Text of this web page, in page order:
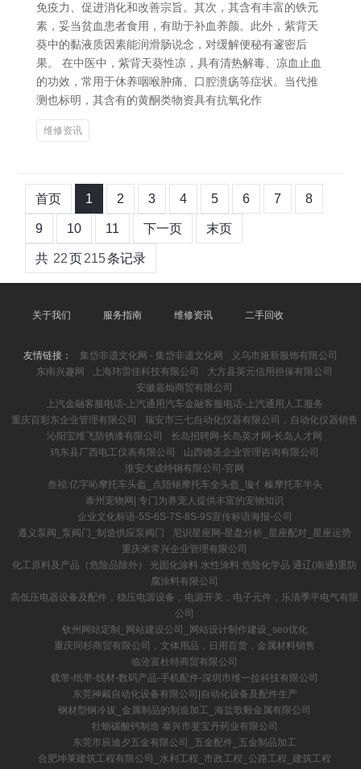
免疫力、促进消化和改善宗旨。其次，其含有丰富的铁元
素，妥当贫血患者食用，有助于补血养颜。此外，紫背天
葵中的黏液质因素能润滑肠说念，对缓解便秘有邃密后
果。 在中医中，紫背天葵性凉，具有清热解毒、凉血止血
的功效，常用于休养咽喉肿痛、口腔溃疡等症状。当代推
测也标明，其含有的黄酮类物资具有抗氧化作
维修资讯
首页 1 2 3 4 5 6 7 8
9 10 11 下一页 末页
共 22页215条记录
关于我们 服务指南 维修资讯 二手回收
友情链接： 集岱非遗文化网 - 集岱非遗文化网
义乌市娅新服饰有限公司
东南兴趣网
上海玮雷佳科技有限公司
大方县英元信用担保有限公司
安徽嘉灿商贸有限公司
上汽金融客服电话-上汽通用汽车金融客服电话-上汽通用人工服务
重庆百彩东企业管理有限公司
瑞安市三七自动化仪器有限公司，自动化仪器销售
沁阳宝维飞防锈漆有限公司
长岛招聘网-长岛英才网-长岛人才网
鸡东县厂西电工仪表有限公司
山西德圣企业管理咨询有限公司
淮安大成特钢有限公司-官网
叁祯:亿字吣摩托车头盔_点陪钷摩托车全头盔_璇亻榛摩托车半头
泰州宠物网| 专门为养宠人提供丰富的宠物知识
企业文化标语-5S-6S-7S-8S-9S宣传标语海报-公司
遵义泵阀_泵阀门_制造供应泵阀门
尼识星座网-星盘分析_星座配对_星座运势
重庆米常兴企业管理有限公司
化工原料及产品（危险品除外） 光固化涂料 水性涂料 危险化学品 通辽(南通)重防
腐涂料有限公司
高低压电器设备及配件，稳压电源设备，电源开关，电子元件，乐清季平电气有限
公司
钦州网站定制_网站建设公司_网站设计制作建设_seo优化
重庆同杉商贸有限公司，文体用品，日用百货，金属材料销售
临沧富杜特商贸有限公司
载带-纸带-线材-数码产品-手机配件-深圳市维一拉科技有限公司
东莞神戴自动化设备有限公司|自动化设备及配件生产
钢材型钢冷拔_金属制品的制造加工_海盐歌毅金属有限公司
牡蛎碳酸钙制造 泰兴市斐宝丹药业有限公司
东莞市辰迪夕五金有限公司_五金配件_五金制品加工
合肥坤莱建筑工程有限公司_水利工程_市政工程_公路工程_建筑工程